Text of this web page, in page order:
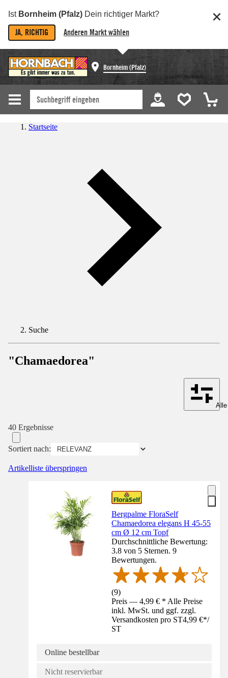
Ist Bornheim (Pfalz) Dein richtiger Markt?
JA, RICHTIG Anderen Markt wählen
Bornheim (Pfalz)
Startseite
Suche
"Chamaedorea"
40 Ergebnisse
Sortiert nach:
Artikelliste überspringen
Bergpalme FloraSelf
Chamaedorea elegans H 45-55
cm Ø 12 cm Topf
Durchschnittliche Bewertung:
3.8 von 5 Sternen. 9
Bewertungen.
(9)
Preis — 4,99 € * Alle Preise
inkl. MwSt. und ggf. zzgl.
Versandkosten pro ST4,99 €*/
ST
Online bestellbar
Nicht reservierbar